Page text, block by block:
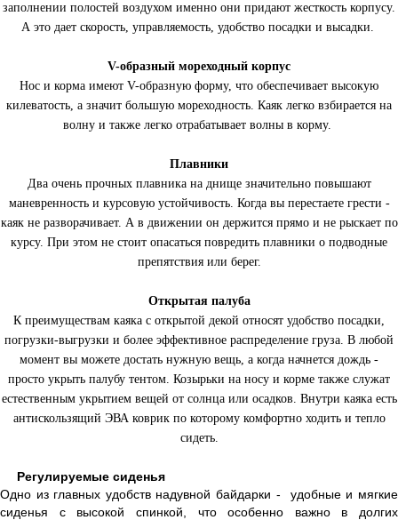
заполнении полостей воздухом именно они придают жесткость корпусу.
А это дает скорость, управляемость, удобство посадки и высадки.
V-образный мореходный корпус
Нос и корма имеют V-образную форму, что обеспечивает высокую
килеватость, а значит большую мореходность. Каяк легко взбирается на
волну и также легко отрабатывает волны в корму.
Плавники
Два очень прочных плавника на днище значительно повышают
маневренность и курсовую устойчивость. Когда вы перестаете грести -
каяк не разворачивает. А в движении он держится прямо и не рыскает по
курсу. При этом не стоит опасаться повредить плавники о подводные
препятствия или берег.
Открытая палуба
К преимуществам каяка с открытой декой относят удобство посадки,
погрузки-выгрузки и более эффективное распределение груза. В любой
момент вы можете достать нужную вещь, а когда начнется дождь -
просто укрыть палубу тентом. Козырьки на носу и корме также служат
естественным укрытием вещей от солнца или осадков. Внутри каяка есть
антискользящий ЭВА коврик по которому комфортно ходить и тепло
сидеть.
Регулируемые сиденья
Одно из главных удобств надувной байдарки -
удобные и мягкие
сиденья с высокой спинкой, что особенно важно в долгих